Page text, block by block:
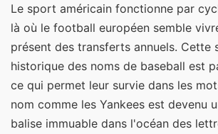
Le sport américain fonctionne par
là où le football européen semble
présent des transferts annuels. Cette
historique des noms de baseball est
ce qui permet leur survie dans les
nom comme les Yankees est devenu
balise immuable dans l'océan des